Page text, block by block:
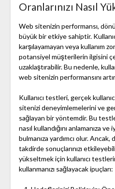
Oranlarınızı Nasıl
Web sitenizin performansı,
büyük bir etkiye sahiptir.
karşılayamayan veya kullanım
potansiyel müşterilerin ilgisini
uzaklaştırabilir. Bu nedenle,
web sitenizin performansını
Kullanıcı testleri, gerçek
sitenizi deneyimlemelerini ve
sağlayan bir yöntemdir. Bu
nasıl kullandığını anlamanıza
bulmanıza yardımcı olur.
takdirde sonuçlarınızı
yükseltmek için kullanıcı
kullanmanızı sağlayacak ipuçları: